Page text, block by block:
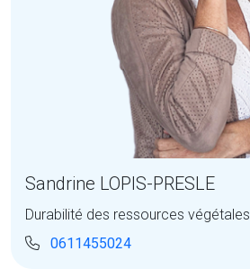
Sandrine LOPIS-PRESLE
Durabilité des ressources végétales
0611455024